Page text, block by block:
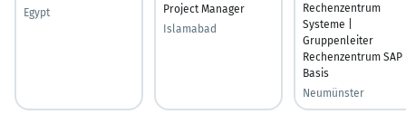
Egypt
Project Manager
Islamabad
Rechenzentrum
Systeme |
Gruppenleiter
Rechenzentrum SAP
Basis
Neumünster